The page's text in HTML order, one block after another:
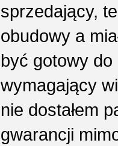
sprzedający,
obudowy a
być gotowy
wymagający
nie dostałem
gwarancji